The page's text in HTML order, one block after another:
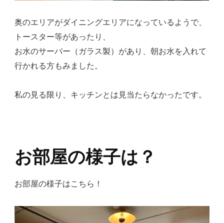
奥のエリアがダイニングエリアになっているようで、
トースター等があったり、
お水のサーバー（ガラス製）があり、朝お水を入れて
行かれる方もみました。
私の見る限り、キッチンとは見当たらなかったです。
お部屋の様子は？
お部屋の様子はこちら！